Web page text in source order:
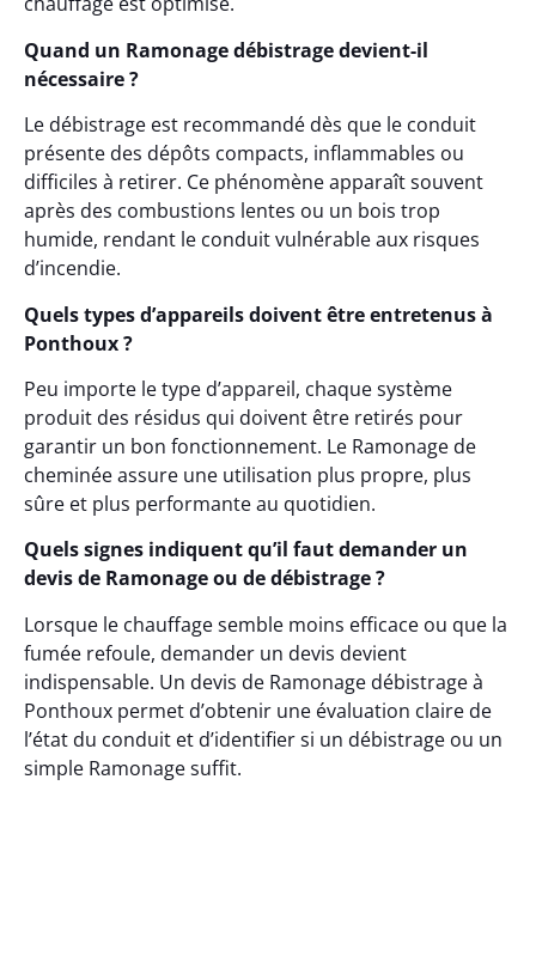
Quand un Ramonage débistrage devient-il
nécessaire ?
Le débistrage est recommandé dès que le conduit
présente des dépôts compacts, inflammables ou
difficiles à retirer. Ce phénomène apparaît souvent
après des combustions lentes ou un bois trop
humide, rendant le conduit vulnérable aux risques
d’incendie.
Quels types d’appareils doivent être entretenus à
Ponthoux ?
Peu importe le type d’appareil, chaque système
produit des résidus qui doivent être retirés pour
garantir un bon fonctionnement. Le Ramonage de
cheminée assure une utilisation plus propre, plus
sûre et plus performante au quotidien.
Quels signes indiquent qu’il faut demander un
devis de Ramonage ou de débistrage ?
Lorsque le chauffage semble moins efficace ou que la
fumée refoule, demander un devis devient
indispensable. Un devis de Ramonage débistrage à
Ponthoux permet d’obtenir une évaluation claire de
l’état du conduit et d’identifier si un débistrage ou un
simple Ramonage suffit.